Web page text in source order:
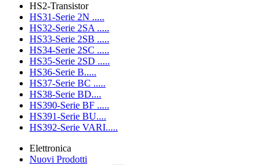
HS2-Transistor
HS31-Serie 2N .....
HS32-Serie 2SA .....
HS33-Serie 2SB .....
HS34-Serie 2SC .....
HS35-Serie 2SD .....
HS36-Serie B.....
HS37-Serie BC .....
HS38-Serie BD....
HS390-Serie BF .....
HS391-Serie BU....
HS392-Serie VARI.....
Elettronica
Nuovi Prodotti